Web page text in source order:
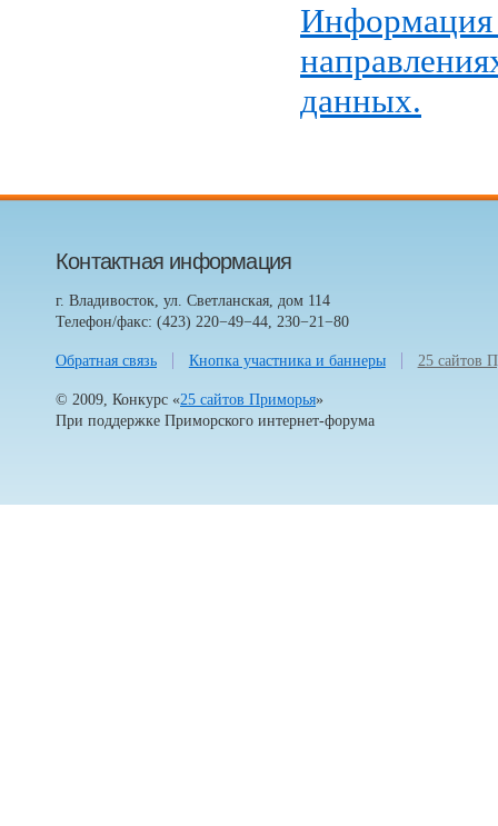
Информация
данных.
Контактная информация
г. Владивосток, ул. Светланская, дом 114
Телефон/факс: (423) 220−49−44, 230−21−80
Обратная связь Кнопка участника и баннеры 25 сайтов
© 2009, Конкурс «25 сайтов Приморья»
При поддержке Приморского интернет-форума